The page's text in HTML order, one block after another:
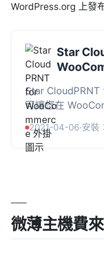
WordPress.org 上發
Star
Star
可讓您在
商務網站中，每
列印收據。, 這可
單/收據列印解決
2021-04-06·安裝
微薄主機費